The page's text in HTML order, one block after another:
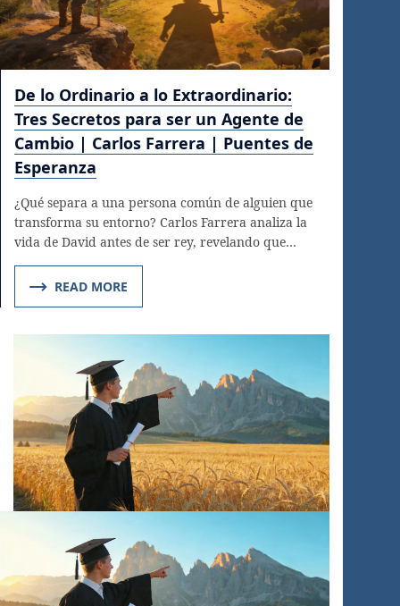
De lo Ordinario a lo Extraordinario:
Tres Secretos para ser un Agente de
Cambio | Carlos Farrera | Puentes de
Esperanza
¿Qué separa a una persona común de alguien que
transforma su entorno? Carlos Farrera analiza la
vida de David antes de ser rey, revelando que…
READ MORE